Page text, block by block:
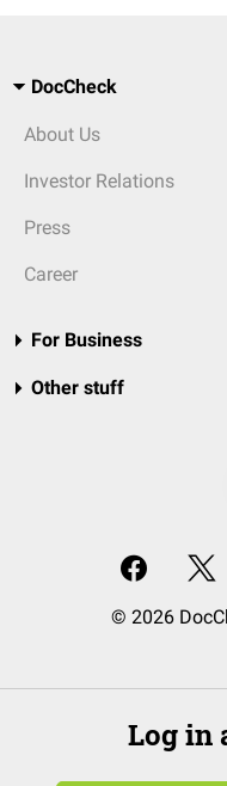
DocCheck
About Us
Investor Relations
Press
Career
For Business
Other stuff
© 2026
Log in